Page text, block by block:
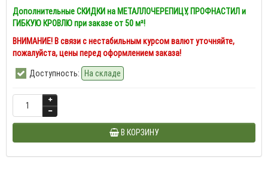
Дополнительные СКИДКИ на МЕТАЛЛОЧЕРЕПИЦУ, ПРОФНАСТИЛ и
ГИБКУЮ КРОВЛЮ при заказе от 50 м²!
ВНИМАНИЕ! В связи с нестабильным курсом валют уточняйте,
пожалуйста, цены перед оформлением заказа!
Доступность: На складе
В КОРЗИНУ